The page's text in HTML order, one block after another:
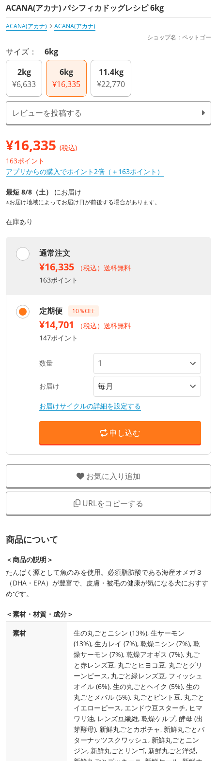
ACANA(アカナ) パシフィカドッグレシピ 6kg
ACANA(アカナ)
ACANA(アカナ)
ショップ名：ペットゴー
サイズ： 6kg
2kg
¥6,633
6kg
¥16,335
11.4kg
¥22,770
レビューを投稿する
¥16,335 (税込)
163ポイント
アプリからの購入でポイント2倍（＋163ポイント）
最短 8/8（土） にお届け
※お届け地域によってお届け日が前後する場合があります。
在庫あり
通常注文
¥16,335
（税込）送料無料
163ポイント
定期便 10％OFF
¥14,701
（税込）送料無料
147ポイント
数量
お届け
お届けサイクルの詳細を設定する
申し込む
お気に入り追加
URLをコピーする
商品について
＜商品の説明＞
たんぱく源として魚のみを使用。必須脂肪酸である海産オメガ３
（DHA・EPA）が豊富で、皮膚・被毛の健康が気になる犬におすす
めです。
＜素材・材質・成分＞
素材
生の丸ごとニシン (13%), 生サーモン
(13%), 生カレイ (7%), 乾燥ニシン (7%), 乾
燥サーモン (7%), 乾燥アオギス (7%), 丸ご
と赤レンズ豆, 丸ごとヒヨコ豆, 丸ごとグリ
ーンピース, 丸ごと緑レンズ豆, フィッシュ
オイル (6%), 生の丸ごとヘイク (5%), 生の
丸ごとメバル (5%), 丸ごとピント豆, 丸ごと
イエローピース, エンドウ豆スターチ, ヒマ
ワリ油, レンズ豆繊維, 乾燥ケルプ, 酵母 (出
芽酵母), 新鮮丸ごとカボチャ, 新鮮丸ごとバ
ターナッツスクワッシュ, 新鮮丸ごとニン
ジン, 新鮮丸ごとリンゴ, 新鮮丸ごと洋梨,